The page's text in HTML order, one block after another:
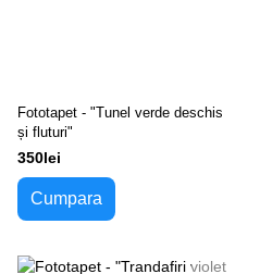
Fototapet - "Tunel verde deschis
și fluturi"
350lei
Cumpara